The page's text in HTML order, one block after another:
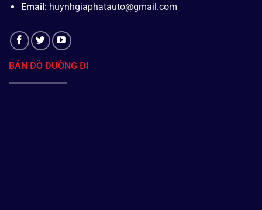
Email: huynhgiaphatauto@gmail.com
BẢN ĐỒ ĐƯỜNG ĐI